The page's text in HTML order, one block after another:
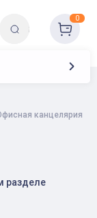
0
канцелярия
разделе